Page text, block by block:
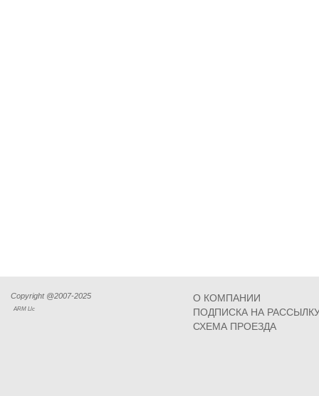
Copyright @2007-2025
ARM Llc
О КОМПАНИИ
ПОДПИСКА НА
СХЕМА ПРОЕЗДА